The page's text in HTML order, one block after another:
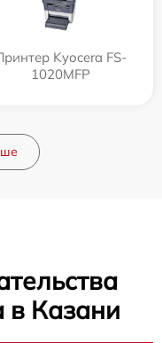
Kyocera FS-
1020MFP
в Казани